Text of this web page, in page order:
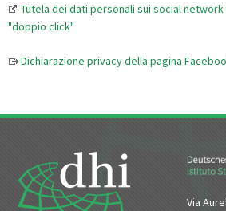
Tutela dei dati personali sui social
"doppio click"
Dichiarazione privacy della pagina
Via